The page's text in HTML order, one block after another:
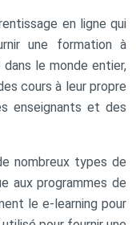
en ligne qui
une formation à
le monde entier,
cours à leur propre
enseignants et des
nombreux types de
aux programmes de
le e-learning pour